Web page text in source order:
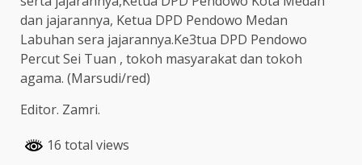
dan jajarannya, Ketua DPD Pendowo Medan
Labuhan sera jajarannya.Ke3tua DPD Pendowo
Percut Sei Tuan , tokoh masyarakat dan tokoh
agama. (Marsudi/red)
Editor. Zamri.
16 total views